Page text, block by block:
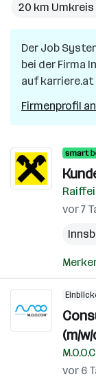
20 km Umkreis
Der Job
bei der Firma
auf
Firmenprofil
vor 7
(m/w/
vor 6